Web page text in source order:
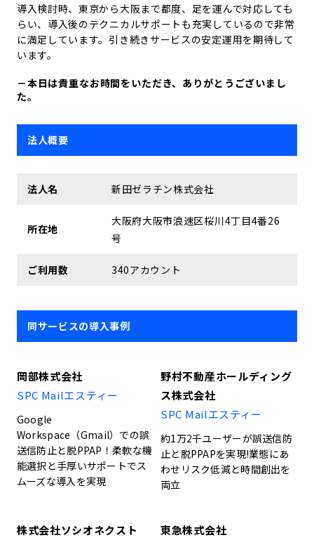
導入検討時、東京から大阪まで都度、足を運んで対応しても
らい、導入後のテクニカルサポートも充実しているので非常
に満足しています。引き続きサービスの安定運用を期待して
います。
－本日は貴重なお時間をいただき、ありがとうございまし
た。
法人概要
法人名 新田ゼラチン株式会社
所在地
大阪府大阪市浪速区桜川4丁目4番26
号
ご利用数 340アカウント
同サービスの導入事例
岡部株式会社
SPC Mailエスティー
Google
Workspace（Gmail）での誤
送信防止と脱PPAP！柔軟な機
能選択と手厚いサポートでス
ムーズな導入を実現
野村不動産ホールディング
ス株式会社
SPC Mailエスティー
約1万2千ユーザーが誤送信防
止と脱PPAPを実現!業態にあ
わせリスク低減と時間創出を
両立
株式会社ソシオネクスト
東急株式会社